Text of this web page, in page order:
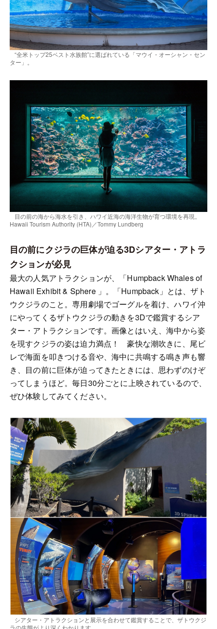
“全米トップ25ベスト水族館”に選ばれている「マウイ・オーシャン・セン
ター」。
目の前の海から海水を引き、ハワイ近海の海洋生物が育つ環境を再現。
Hawaii Tourism Authority (HTA)／Tommy Lundberg
目の前にクジラの巨体が迫る3Dシアター・アトラ
クションが必見
最大の人気アトラクションが、「Humpback Whales of
Hawaii Exhibit & Sphere 」。「Humpback」とは、ザト
ウクジラのこと。専用劇場でゴーグルを着け、ハワイ沖
にやってくるザトウクジラの動きを3Dで鑑賞するシア
ター・アトラクションです。画像とはいえ、海中から姿
を現すクジラの姿は迫力満点！ 豪快な潮吹きに、尾ビ
レで海面を叩きつける音や、海中に共鳴する鳴き声も響
き、目の前に巨体が迫ってきたときには、思わずのけぞ
ってしまうほど。毎日30分ごとに上映されているので、
ぜひ体験してみてください。
シアター・アトラクションと展示を合わせて鑑賞することで、ザトウクジ